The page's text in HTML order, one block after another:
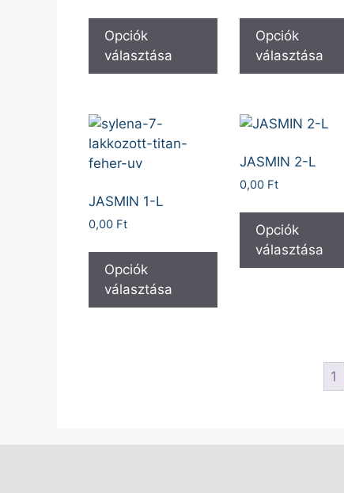
Opciók
választása
Opciók
választása
JASMIN 1-L
0,00 Ft
Opciók
választása
JASMIN 2-L
0,00 Ft
Opciók
választása
1